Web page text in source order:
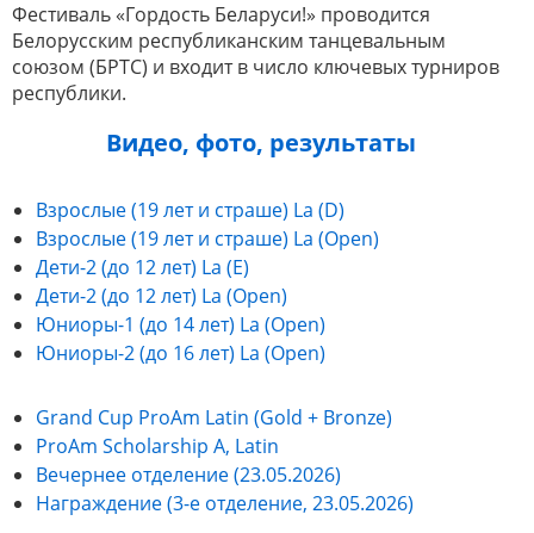
Фестиваль «Гордость Беларуси!» проводится
Белорусским республиканским танцевальным
союзом (БРТС) и входит в число ключевых турниров
республики.
Видео, фото, результаты
Взрослые (19 лет и страше) La (D)
Взрослые (19 лет и страше) La (Open)
Дети-2 (до 12 лет) La (E)
Дети-2 (до 12 лет) La (Open)
Юниоры-1 (до 14 лет) La (Open)
Юниоры-2 (до 16 лет) La (Open)
Grand Cup ProAm Latin (Gold + Bronze)
ProAm Scholarship A, Latin
Вечернее отделение (23.05.2026)
Награждение (3-е отделение, 23.05.2026)